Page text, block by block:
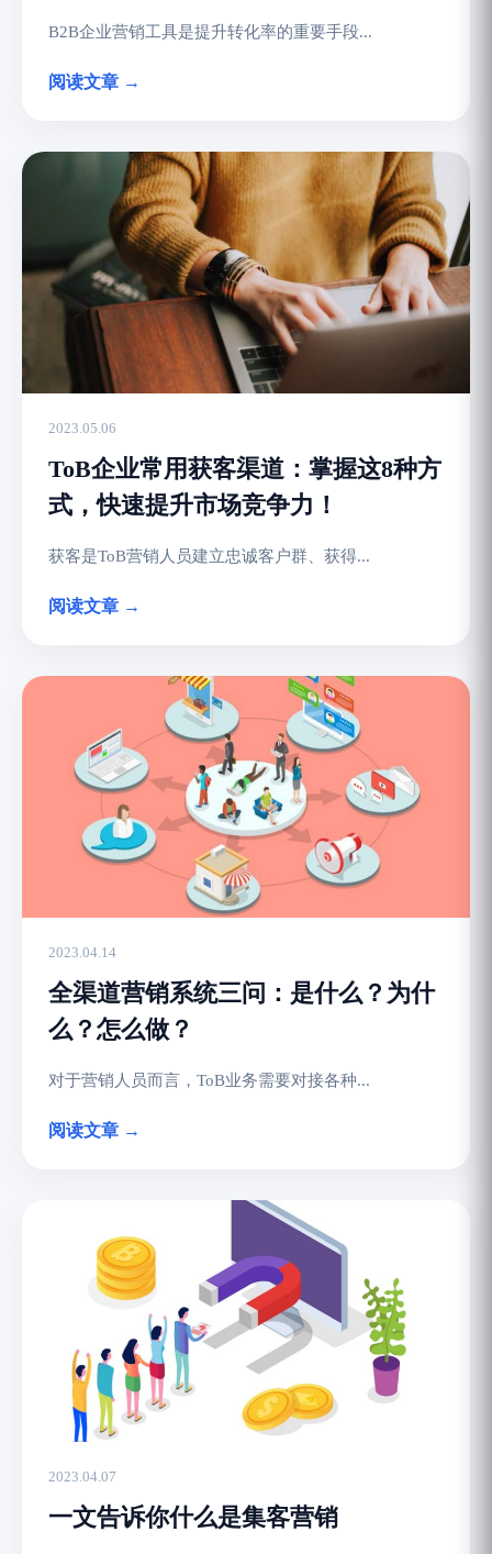
B2B企业营销工具是提升转化率的重要手段...
阅读文章 →
2023.05.06
ToB企业常用获客渠道：掌握这8种方
式，快速提升市场竞争力！
获客是ToB营销人员建立忠诚客户群、获得...
阅读文章 →
2023.04.14
全渠道营销系统三问：是什么？为什
么？怎么做？
对于营销人员而言，ToB业务需要对接各种...
阅读文章 →
2023.04.07
一文告诉你什么是集客营销